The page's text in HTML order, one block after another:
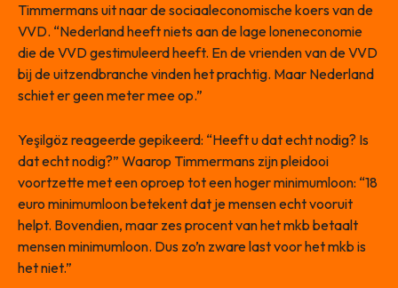
Timmermans uit naar de sociaaleconomische koers van de
VVD. “Nederland heeft niets aan de lage loneneconomie
die de VVD gestimuleerd heeft. En de vrienden van de VVD
bij de uitzendbranche vinden het prachtig. Maar Nederland
schiet er geen meter mee op.”
Yeşilgöz reageerde gepikeerd: “Heeft u dat echt nodig? Is
dat echt nodig?” Waarop Timmermans zijn pleidooi
voortzette met een oproep tot een hoger minimumloon: “18
euro minimumloon betekent dat je mensen echt vooruit
helpt. Bovendien, maar zes procent van het mkb betaalt
mensen minimumloon. Dus zo’n zware last voor het mkb is
het niet.”